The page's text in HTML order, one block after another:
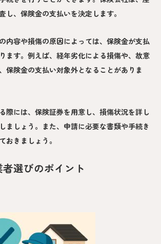
し、保険金の支払いを決定します。
内容や損傷の原因によっては、保険金が支払
ます。例えば、経年劣化による損傷や、故意
保険金の支払い対象外となることがありま
際には、保険証券を用意し、損傷状況を詳し
ましょう。また、申請に必要な書類や手続き
おきましょう。
選びのポイント